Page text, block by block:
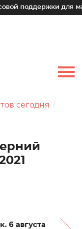
для малых
сегодня
6 августа